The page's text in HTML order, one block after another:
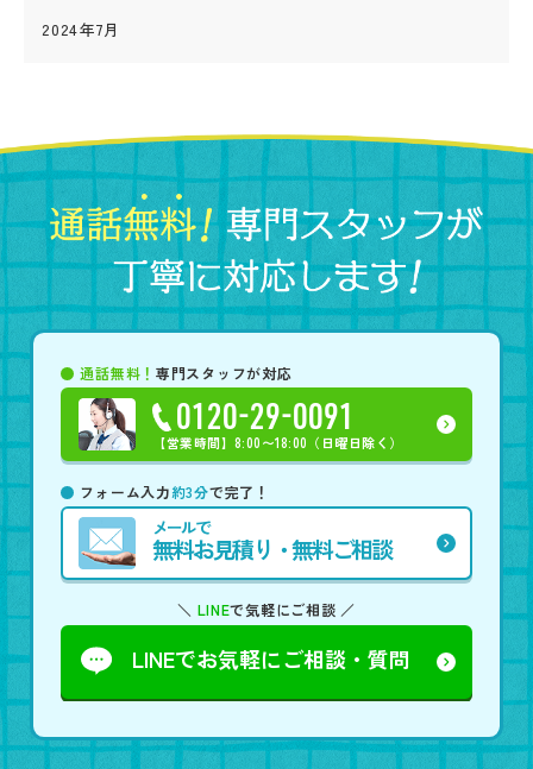
2024年7月
通話無料！専門スタッフが対応
0120-29-0091
【営業時間】8:00〜18:00（日曜日除く）
フォーム入力約3分で完了！
メールで
無料お見積り・無料ご相談
＼ LINEで気軽にご相談 ／
LINEでお気軽にご相談・質問